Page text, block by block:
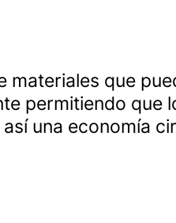
que
permitiendo que
una economía